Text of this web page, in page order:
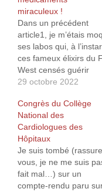
miraculeux !
Dans un précédent
article1, je m’étais
ses labos qui, à
ces fameux élixirs du
West censés guérir
toutes sortes de
jusqu’aux cors aux
tentaient de démontrer
que les statines
aussi efficaces contre
tas d’autres maladies
telles que l’arthrose,…
29 octobre 2022
Congrès du Collège
National des
Cardiologues des
Hôpitaux
Je suis tombé
vous, je ne me suis
fait mal…) sur un
compte-rendu paru